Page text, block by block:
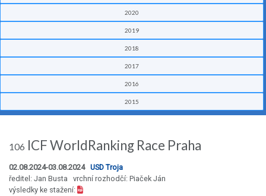
2020
2019
2018
2017
2016
2015
106 ICF WorldRanking Race Praha
02.08.2024-03.08.2024 USD Troja
ředitel: Jan Busta vrchní rozhodčí: Piaček Ján
výsledky ke stažení: